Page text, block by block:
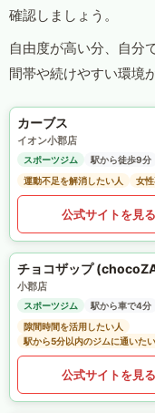
確認しましょう。
自由度が高い分、自分
間帯や続けやすい環境
カーブス
イオン小郡店
スポーツジム
駅から徒歩9分
運動不足を解消したい人
女
公式サイトを見る
チョコザップ
小郡店
スポーツジム
駅から車で4分
隙間時間を活用したい人
駅から5分以内のジムに通いた
公式サイトを見る